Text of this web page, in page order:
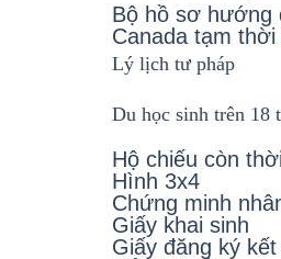
Bộ hồ sơ hướng
Canada tạm
Lý lịch tư pháp
Du học sinh trên 18
Hộ chiếu còn
Hình 3x4
Chứng minh
Giấy khai sinh
Giấy đăng ký